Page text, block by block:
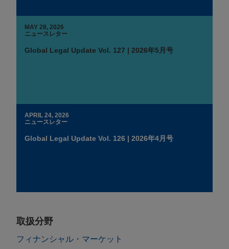
MAY 28, 2026
ニュースレター
Global Legal Update Vol. 127 | 2026年5月号
APRIL 24, 2026
ニュースレター
Global Legal Update Vol. 126 | 2026年4月号
取扱分野
フィナンシャル・マーケット